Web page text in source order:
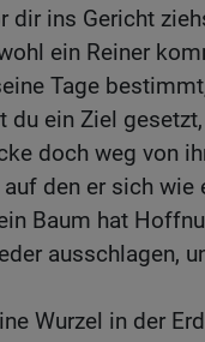
dir ins Gericht
ein Reiner
Tage
du ein Ziel
doch weg von
den er sich wie
Baum hat
ausschlagen,
Wurzel in der